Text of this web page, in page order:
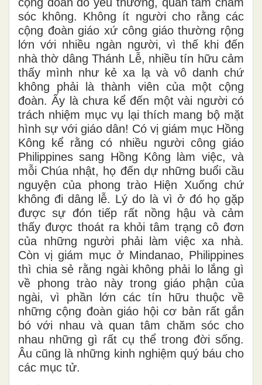
sóc không. Không ít người cho rằng các
cộng đoàn giáo xứ công giáo thường rộng
lớn với nhiều ngàn người, vì thế khi đến
nhà thờ dâng Thánh Lễ, nhiều tín hữu cảm
thấy mình như kẻ xa lạ và vô danh chứ
không phải là thành viên của một cộng
đoàn. Ấy là chưa kể đến một vài người có
trách nhiệm mục vụ lại thích mang bộ mặt
hình sự với giáo dân! Có vị giám mục Hồng
Kông kể rằng có nhiều người công giáo
Philippines sang Hồng Kông làm việc, và
mỗi Chúa nhật, họ đến dự những buổi cầu
nguyện của phong trào Hiện Xuống chứ
không đi dâng lễ. Lý do là vì ở đó họ gặp
được sự đón tiếp rất nồng hậu và cảm
thấy được thoát ra khỏi tâm trạng cô đơn
của những người phải làm việc xa nhà.
Còn vị giám mục ở Mindanao, Philippines
thì chia sẻ rằng ngài không phải lo lắng gì
về phong trào này trong giáo phận của
ngài, vì phần lớn các tín hữu thuộc về
những cộng đoàn giáo hội cơ bản rất gắn
bó với nhau và quan tâm chăm sóc cho
nhau những gì rất cụ thể trong đời sống.
Âu cũng là những kinh nghiệm quý báu cho
các mục tử.